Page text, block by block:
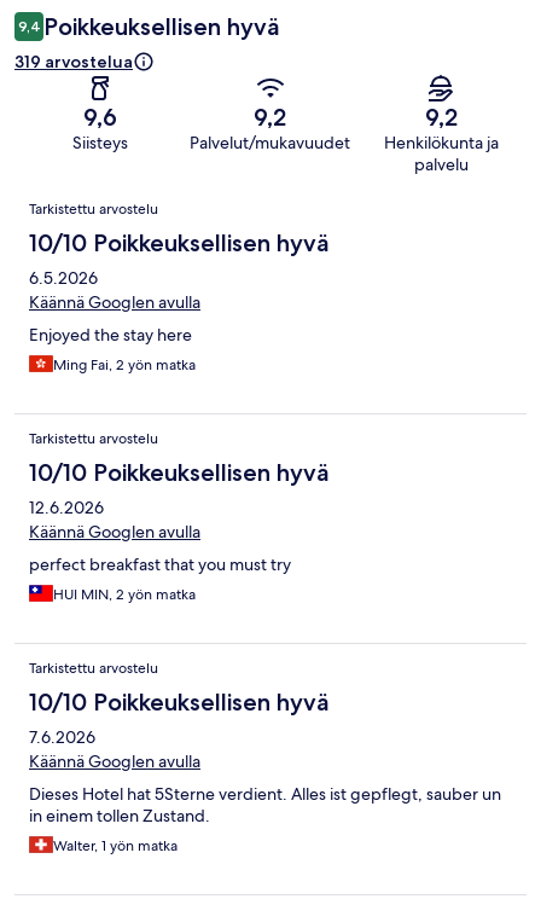
9,4 Poikkeuksellisen hyvä
319 arvostelua
9,6
Siisteys
9,2
Palvelut/mukavuudet
9,2
Henkilökunta ja
palvelu
Arvostelut
Tarkistettu arvostelu
10/10 Poikkeuksellisen hyvä
6.5.2026
Käännä Googlen avulla
Enjoyed the stay here
Ming Fai, 2 yön matka
Tarkistettu arvostelu
10/10 Poikkeuksellisen hyvä
12.6.2026
Käännä Googlen avulla
perfect breakfast that you must try
HUI MIN, 2 yön matka
Tarkistettu arvostelu
10/10 Poikkeuksellisen hyvä
7.6.2026
Käännä Googlen avulla
Dieses Hotel hat 5Sterne verdient. Alles ist gepflegt, sauber un
in einem tollen Zustand.
Walter, 1 yön matka